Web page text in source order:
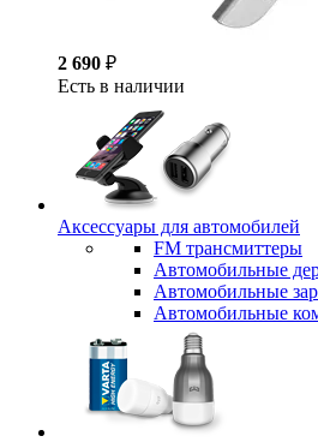
2 690 ₽
Есть в наличии
Аксессуары для автомобилей
FM трансмиттеры
Автомобильные
Автомобильные
Автомобильные